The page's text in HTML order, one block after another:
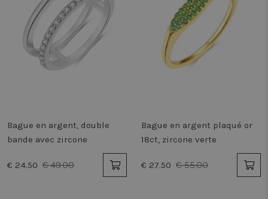
Bague en argent, double
bande avec zircone
€ 24.50 € 49.00
Bague en argent plaqué or
18ct, zircone verte
€ 27.50 € 55.00